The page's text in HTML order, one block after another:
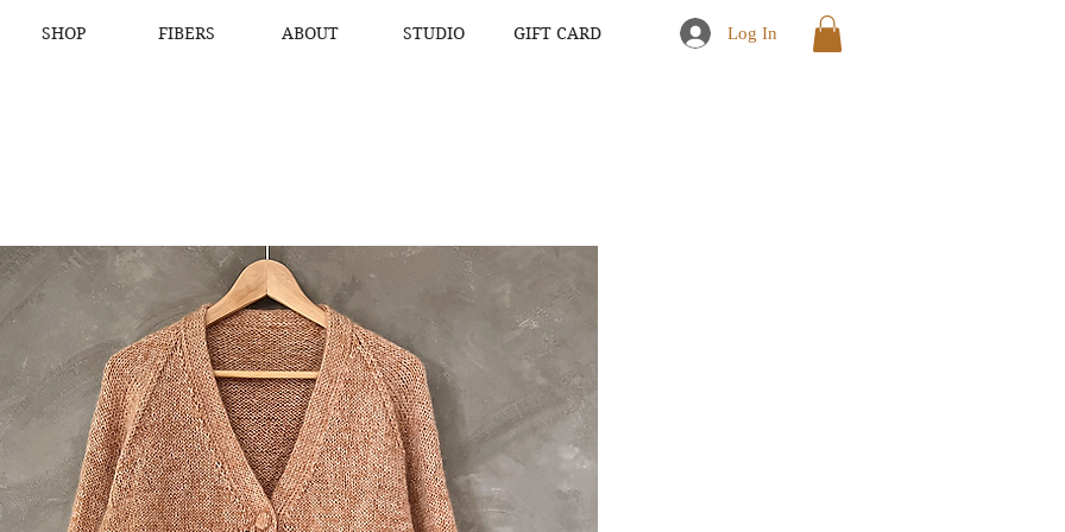
SHOP FIBERS ABOUT STUDIO GIFT CARD Log In